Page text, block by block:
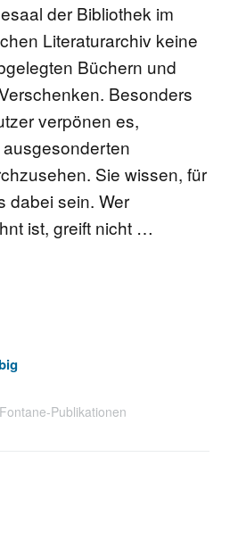
der Bibliothek im
Literaturarchiv keine
Büchern und
Besonders
verpönen es,
Sie wissen, für
dabei sein. Wer
ist, greift nicht …
Fontane-Publikationen